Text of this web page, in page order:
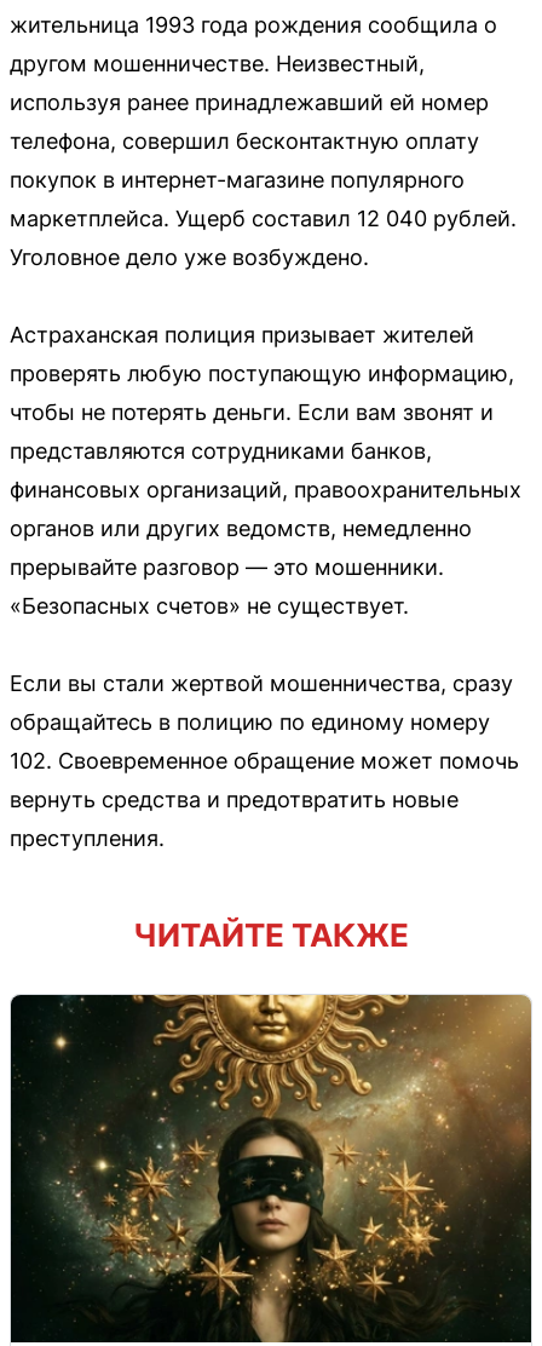
жительница 1993 года рождения сообщила о
другом мошенничестве. Неизвестный,
используя ранее принадлежавший ей номер
телефона, совершил бесконтактную оплату
покупок в интернет-магазине популярного
маркетплейса. Ущерб составил 12 040 рублей.
Уголовное дело уже возбуждено.
Астраханская полиция призывает жителей
проверять любую поступающую информацию,
чтобы не потерять деньги. Если вам звонят и
представляются сотрудниками банков,
финансовых организаций, правоохранительных
органов или других ведомств, немедленно
прерывайте разговор — это мошенники.
«Безопасных счетов» не существует.
Если вы стали жертвой мошенничества, сразу
обращайтесь в полицию по единому номеру
102. Своевременное обращение может помочь
вернуть средства и предотвратить новые
преступления.
ЧИТАЙТЕ ТАКЖЕ